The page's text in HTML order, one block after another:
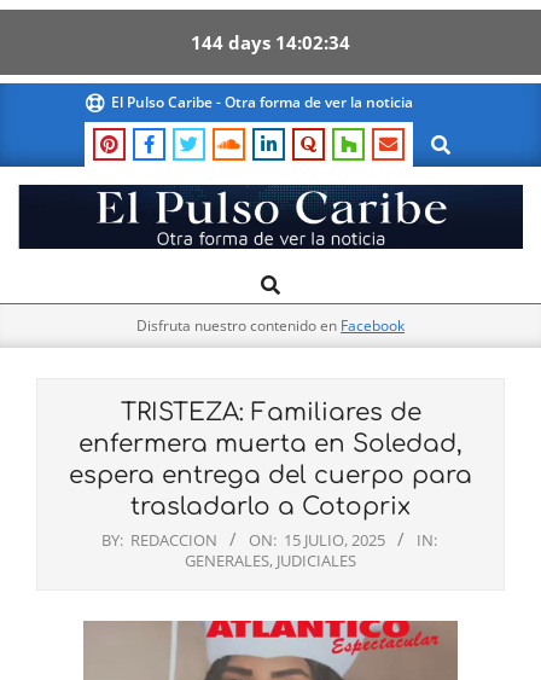
144 days 14 02 34
content
El Pulso Caribe - Otra forma de ver la noticia
Search
El
Pulso
Navigation
Search
Disfruta nuestro contenido en Facebook
TRISTEZA: Familiares de
enfermera muerta en Soledad,
espera entrega del cuerpo para
trasladarlo a Cotoprix
BY: REDACCION ON: 15 JULIO, 2025
IN:
GENERALES, JUDICIALES